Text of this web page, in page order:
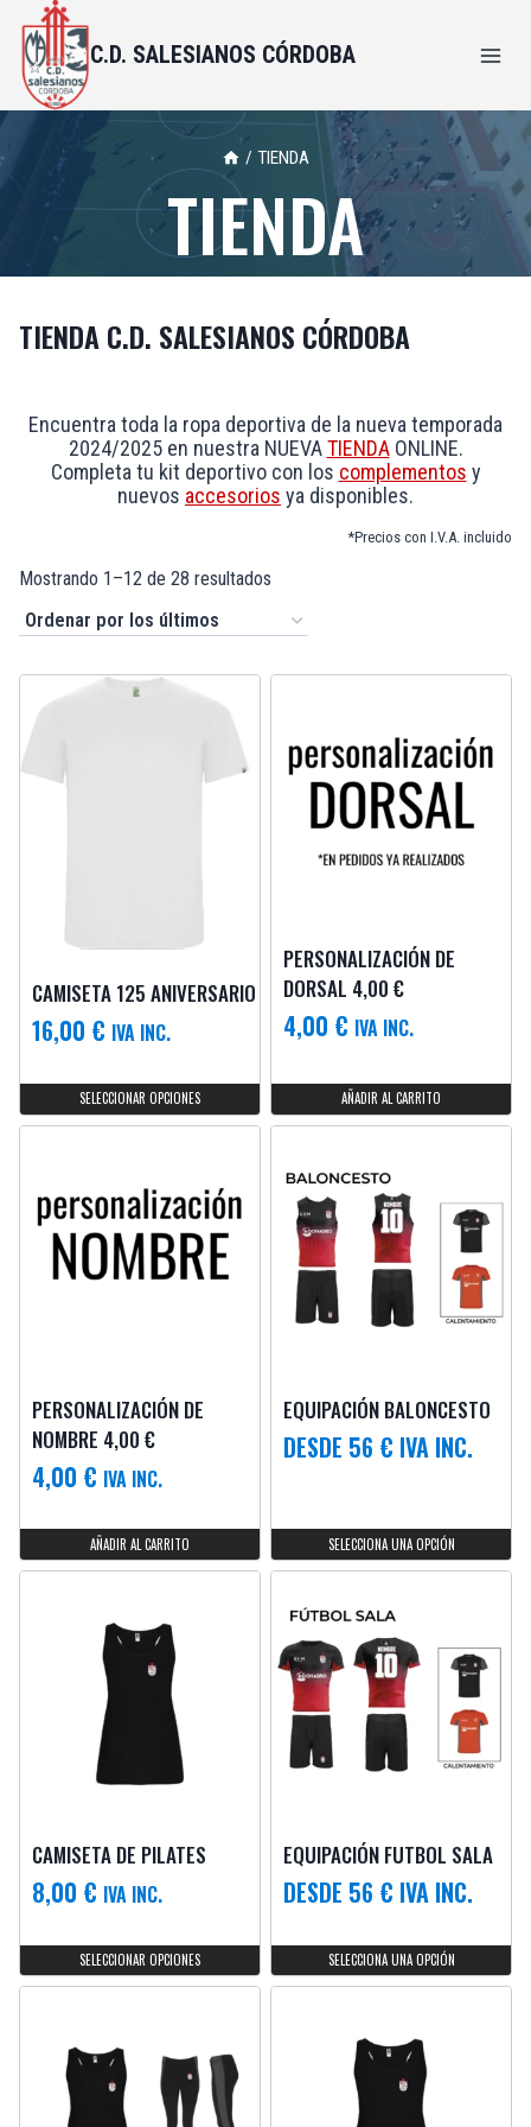
C.D. SALESIANOS CÓRDOBA
/ TIENDA
TIENDA
TIENDA C.D. SALESIANOS CÓRDOBA
Encuentra toda la ropa deportiva de la nueva temporada
2024/2025 en nuestra NUEVATIENDAONLINE.
Completa tu kit deportivo con los complementos y
nuevos accesorios ya disponibles.
*Precios con I.V.A. incluido
Mostrando 1–12 de 28 resultados
CAMISETA 125 ANIVERSARIO
16,00 € IVA INC.
SELECCIONAR OPCIONES
PERSONALIZACIÓN DE
DORSAL 4,00 €
4,00 € IVA INC.
AÑADIR AL CARRITO
PERSONALIZACIÓN DE
NOMBRE 4,00 €
4,00 € IVA INC.
AÑADIR AL CARRITO
EQUIPACIÓN BALONCESTO
DESDE 56 € IVA INC.
SELECCIONA UNA OPCIÓN
CAMISETA DE PILATES
8,00 € IVA INC.
SELECCIONAR OPCIONES
EQUIPACIÓN FUTBOL SALA
DESDE 56 € IVA INC.
SELECCIONA UNA OPCIÓN